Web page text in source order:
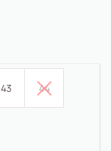
43 44